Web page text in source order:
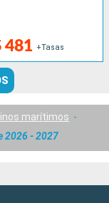
481 +Tasas
marítimos
2026 - 2027